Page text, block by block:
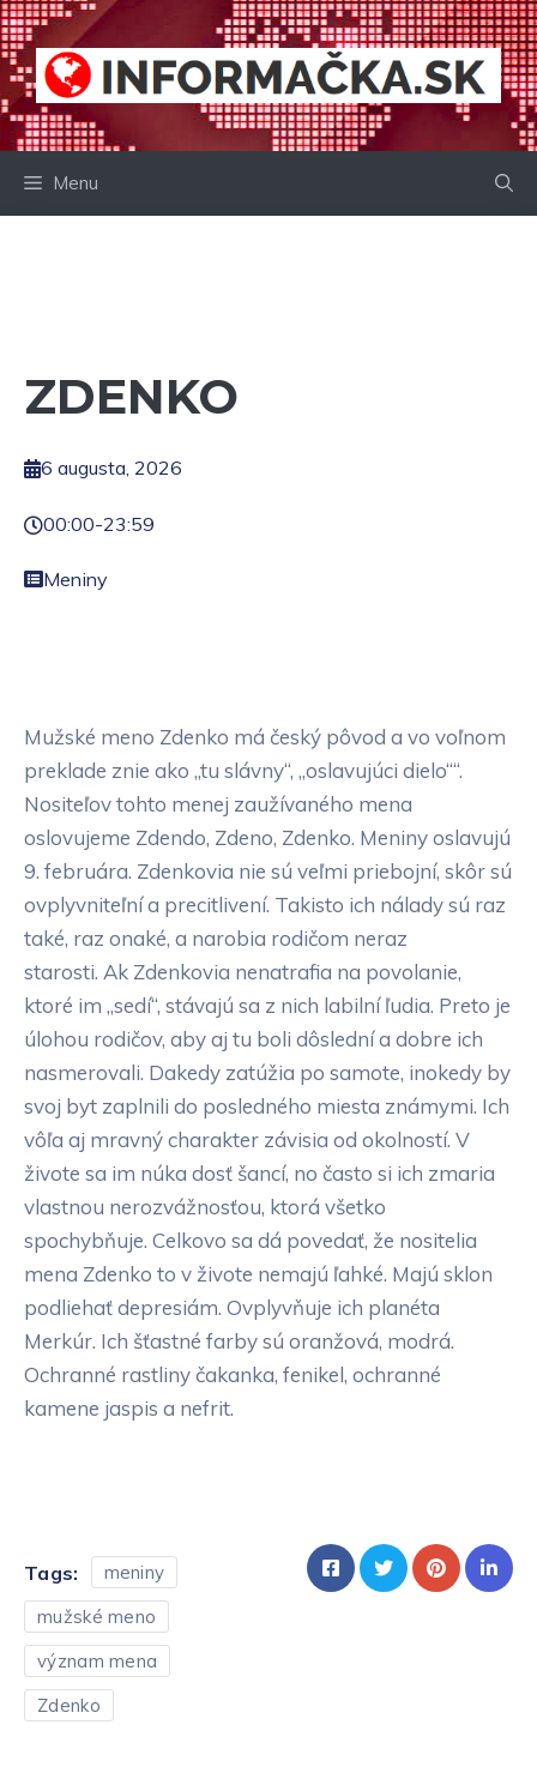
Preskočiť
na
obsah
Menu
ZDENKO
6 augusta, 2026
00:00-23:59
Meniny
Mužské meno Zdenko má český pôvod a vo voľnom
preklade znie ako „tu slávny“, „oslavujúci dielo““.
Nositeľov tohto menej zaužívaného mena
oslovujeme Zdendo, Zdeno, Zdenko. Meniny oslavujú
9. februára. Zdenkovia nie sú veľmi priebojní, skôr sú
ovplyvniteľní a precitlivení. Takisto ich nálady sú raz
také, raz onaké, a narobia rodičom neraz
starosti. Ak Zdenkovia nenatrafia na povolanie,
ktoré im „sedí“, stávajú sa z nich labilní ľudia. Preto je
úlohou rodičov, aby aj tu boli dôslední a dobre ich
nasmerovali. Dakedy zatúžia po samote, inokedy by
svoj byt zaplnili do posledného miesta známymi. Ich
vôľa aj mravný charakter závisia od okolností. V
živote sa im núka dosť šancí, no často si ich zmaria
vlastnou nerozvážnosťou, ktorá všetko
spochybňuje. Celkovo sa dá povedať, že nositelia
mena Zdenko to v živote nemajú ľahké. Majú sklon
podliehať depresiám. Ovplyvňuje ich planéta
Merkúr. Ich šťastné farby sú oranžová, modrá.
Ochranné rastliny čakanka, fenikel, ochranné
kamene jaspis a nefrit.
Tags:
meniny
mužské meno
význam mena
Zdenko